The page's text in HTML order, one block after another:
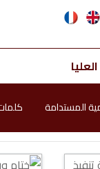
المستدامة